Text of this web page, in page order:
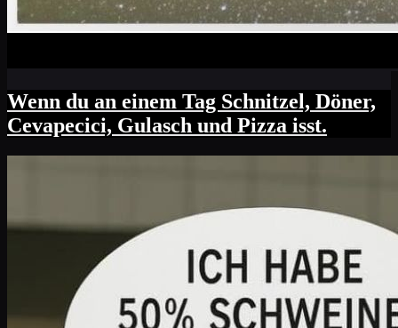
Wenn du an einem Tag Schnitzel, Döner,
Cevapecici, Gulasch und Pizza isst.